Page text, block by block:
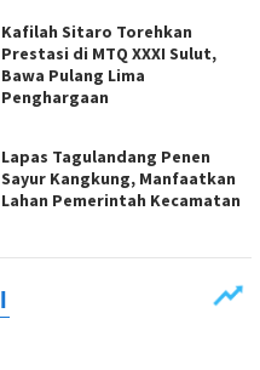
Kafilah Sitaro Torehkan
Prestasi di MTQ XXXI Sulut,
Bawa Pulang Lima
Penghargaan
Lapas Tagulandang Penen
Sayur Kangkung, Manfaatkan
Lahan Pemerintah Kecamatan